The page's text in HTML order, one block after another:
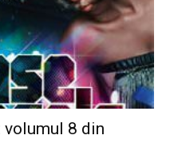
volumul 8 din